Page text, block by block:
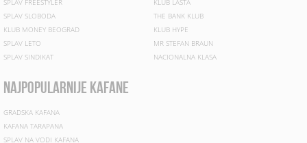
SPLAV FREESTYLER
SPLAV SLOBODA
KLUB MONEY BEOGRAD
SPLAV LETO
SPLAV SINDIKAT
KLUB LASTA
THE BANK KLUB
KLUB HYPE
MR STEFAN BRAUN
NACIONALNA KLASA
najpopularnije kafane
GRADSKA KAFANA
KAFANA TARAPANA
SPLAV NA VODI KAFANA